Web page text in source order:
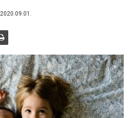
2020.09.01.